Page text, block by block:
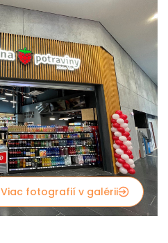
Viac fotografií v galérii